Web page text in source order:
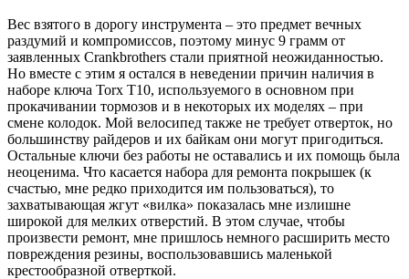
Вес взятого в дорогу инструмента – это предмет вечных
раздумий и компромиссов, поэтому минус 9 грамм от
заявленных Crankbrothers стали приятной неожиданностью.
Но вместе с этим я остался в неведении причин наличия в
наборе ключа Torx T10, используемого в основном при
прокачивании тормозов и в некоторых их моделях – при
смене колодок. Мой велосипед также не требует отверток, но
большинству райдеров и их байкам они могут пригодиться.
Остальные ключи без работы не оставались и их помощь была
неоценима. Что касается набора для ремонта покрышек (к
счастью, мне редко приходится им пользоваться), то
захватывающая жгут «вилка» показалась мне излишне
широкой для мелких отверстий. В этом случае, чтобы
произвести ремонт, мне пришлось немного расширить место
повреждения резины, воспользовавшись маленькой
крестообразной отверткой.